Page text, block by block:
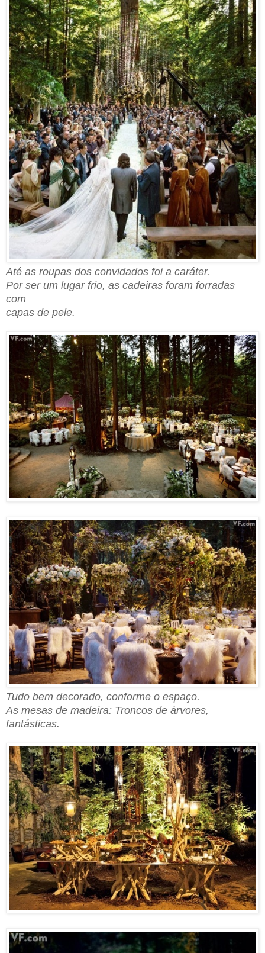
Até as roupas dos convidados foi a caráter.
Por ser um lugar frio, as cadeiras foram forradas
com
capas de pele.
Tudo bem decorado, conforme o espaço.
As mesas de madeira: Troncos de árvores,
fantásticas.